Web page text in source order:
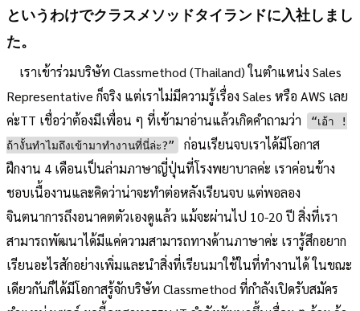
というわけでクラスメソッドタイランドに入社しまし
た。
เราเข้าร่วมบริษัท Classmethod (Thailand) ในตำแหน่ง Sales
Representative ก็จริง แต่เราไม่มีความรู้เรื่อง Sales หรือ AWS เลย
ค่ะTT เชื่อว่าต้องมีเพื่อน ๆ ที่เข้ามาอ่านแล้วเกิดคำถามว่า
“เอ้า !
ถ้างั้นทำไมถึงเข้ามาทำงานที่นี่ล่ะ?”
ก่อนเรียนจบเราได้มีโอกาส
ฝึกงาน 4 เดือนเป็นล่ามภาษาญี่ปุ่นที่โรงพยาบาลค่ะ เราค่อนข้าง
ชอบเนื้องานและคิดว่าน่าจะทำต่อหลังเรียนจบ แต่พอลอง
จินตนาการถึงอนาคตตัวเองดูแล้ว แม้จะผ่านไป 10-20 ปี สิ่งที่เรา
สามารถพัฒนาได้มีแค่ความสามารถทางด้านภาษาค่ะ เรารู้สึกอยาก
เรียนอะไรสักอย่างเพิ่มและนำสิ่งที่เรียนมาใช้ในที่ทำงานได้ ในขณะ
เดียวกันก็ได้มีโอกาสรู้จักบริษัท Classmethod ที่กำลังเปิดรับสมัคร